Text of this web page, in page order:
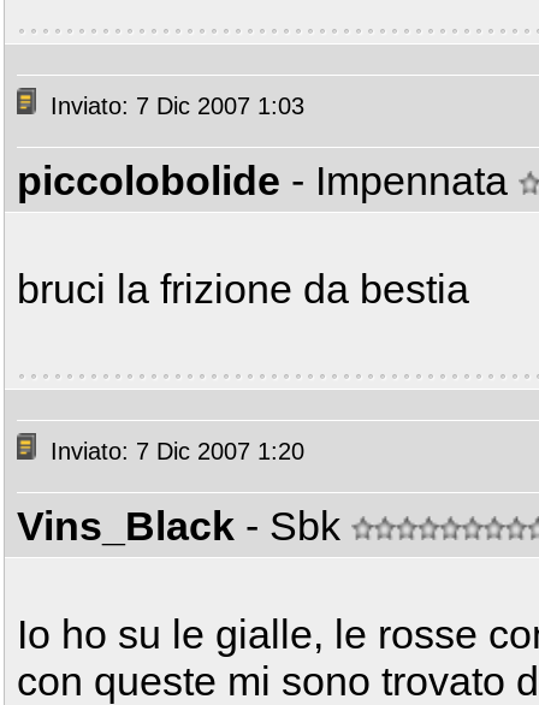
Inviato: 7 Dic 2007 1:03
piccolobolide - Impennata
bruci la frizione da bestia
Inviato: 7 Dic 2007 1:20
Vins_Black - Sbk
Io ho su le gialle, le rosse
con queste mi sono trovato